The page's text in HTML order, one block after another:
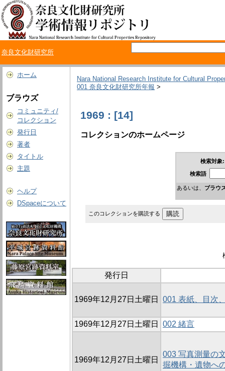
奈良文化財研究所
ホーム
ブラウズ
コミュニティ/
コレクション
発行日
著者
タイトル
主題
ヘルプ
DSpaceについて
Nara National Research Institute for Cultural
001 奈良文化財研究所年報 >
1969 : [14]
コレクションのホームページ
検索対象:
検索語
あるいは、 ブラウ
このコレクションを購読する
発行日
1969年12月27日土曜日 001 表紙、目次
1969年12月27日土曜日 002 緒言
1969年12月27日土曜日
003 写真測量の
掘機構・遺物へ